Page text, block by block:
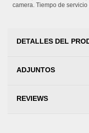
camera. Tiempo de
DETALLES DEL
ADJUNTOS
REVIEWS